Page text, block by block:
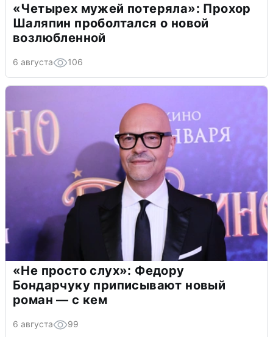
«Четырех мужей потеряла»: Прохор
Шаляпин проболтался о новой
возлюбленной
6 августа 106
«Не просто слух»: Федору
Бондарчуку приписывают новый
роман — с кем
6 августа 99